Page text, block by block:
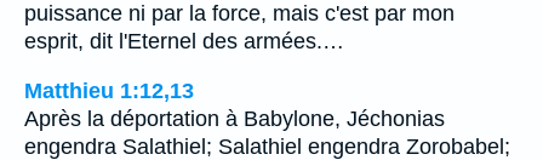
puissance ni par la force, mais c'est par mon
esprit, dit l'Eternel des armées.…
Matthieu 1:12,13
Après la déportation à Babylone, Jéchonias
engendra Salathiel; Salathiel engendra Zorobabel;